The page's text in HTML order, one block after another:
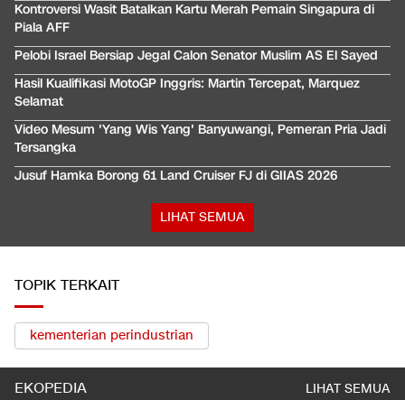
Kontroversi Wasit Batalkan Kartu Merah Pemain Singapura di
Piala AFF
Pelobi Israel Bersiap Jegal Calon Senator Muslim AS El Sayed
Hasil Kualifikasi MotoGP Inggris: Martin Tercepat, Marquez
Selamat
Video Mesum 'Yang Wis Yang' Banyuwangi, Pemeran Pria Jadi
Tersangka
Jusuf Hamka Borong 61 Land Cruiser FJ di GIIAS 2026
LIHAT SEMUA
TOPIK TERKAIT
kementerian perindustrian
EKOPEDIA LIHAT SEMUA